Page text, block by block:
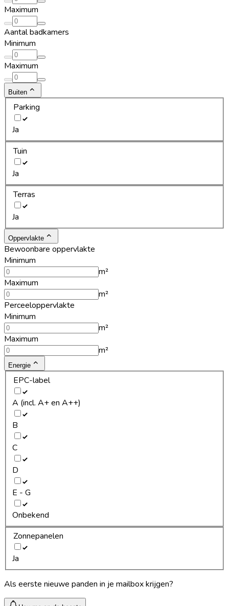
Maximum
Aantal badkamers
Minimum
Maximum
Buiten
Parking
Ja
Tuin
Ja
Terras
Ja
Oppervlakte
Bewoonbare oppervlakte
Minimum
m²
Maximum
m²
Perceeloppervlakte
Minimum
m²
Maximum
m²
Energie
EPC-label
A (incl. A+ en A++)
B
C
D
E - G
Onbekend
Zonnepanelen
Ja
Als eerste nieuwe panden in je mailbox krijgen?